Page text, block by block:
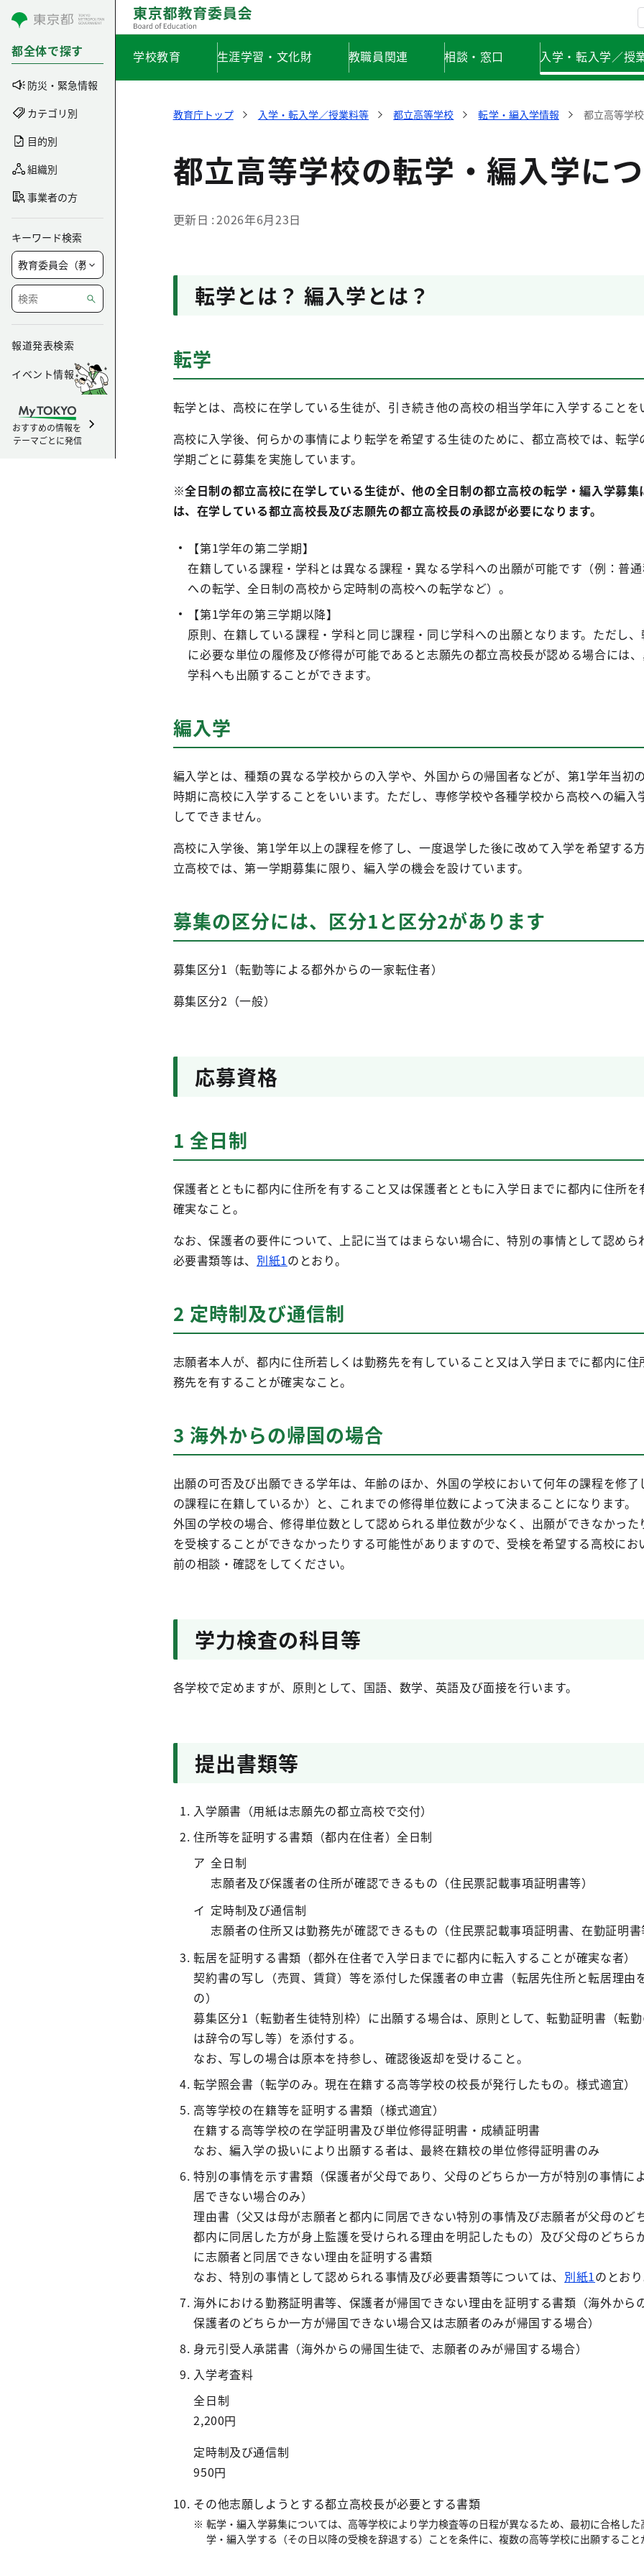
コンテンツにスキップ
都全体で探す
防災・緊急情報
カテゴリ別
目的別
組織別
事業者の方
キーワード検索
報道発表検索
イベント情報
おすすめの情報を
テーマごとに発信
学校教育 生涯学習・文化財 教職員関連 相談・窓口 入学・転入学／授
教育庁トップ 入学・転入学／授業料等 都立高等学校 転学・編入学情報 都立高等学
都立高等学校の転学・編入学に
更新日 2026年6月23日
転学とは？ 編入学とは？
転学
転学とは、高校に在学している生徒が、引き続き他の高校の相当学年に入学することを
高校に入学後、何らかの事情により転学を希望する生徒のために、都立高校では、転学
学期ごとに募集を実施しています。
※全日制の都立高校に在学している生徒が、他の全日制の都立高校の転学・編入学募集
は、在学している都立高校長及び志願先の都立高校長の承認が必要になります。
【第1学年の第二学期】
在籍している課程・学科とは異なる課程・異なる学科への出願が可能です（例：普
への転学、全日制の高校から定時制の高校への転学など）。
【第1学年の第三学期以降】
原則、在籍している課程・学科と同じ課程・同じ学科への出願となります。ただし
に必要な単位の履修及び修得が可能であると志願先の都立高校長が認める場合には
学科へも出願することができます。
編入学
編入学とは、種類の異なる学校からの入学や、外国からの帰国者などが、第1学年当初
時期に高校に入学することをいいます。ただし、専修学校や各種学校から高校への編入
してできません。
高校に入学後、第1学年以上の課程を修了し、一度退学した後に改めて入学を希望する
立高校では、第一学期募集に限り、編入学の機会を設けています。
募集の区分には、区分1と区分2があります
募集区分1（転勤等による都外からの一家転住者）
募集区分2（一般）
応募資格
1 全日制
保護者とともに都内に住所を有すること又は保護者とともに入学日までに都内に住所を
確実なこと。
なお、保護者の要件について、上記に当てはまらない場合に、特別の事情として認めら
必要書類等は、 別紙1のとおり。
2 定時制及び通信制
志願者本人が、都内に住所若しくは勤務先を有していること又は入学日までに都内に住
務先を有することが確実なこと。
3 海外からの帰国の場合
出願の可否及び出願できる学年は、年齢のほか、外国の学校において何年の課程を修了
の課程に在籍しているか）と、これまでの修得単位数によって決まることになります。
外国の学校の場合、修得単位数として認められる単位数が少なく、出願ができなかった
を受検することができなかったりする可能性がありますので、受検を希望する高校にお
前の相談・確認をしてください。
学力検査の科目等
各学校で定めますが、原則として、国語、数学、英語及び面接を行います。
提出書類等
入学願書（用紙は志願先の都立高校で交付）
住所等を証明する書類（都内在住者）全日制
全日制
志願者及び保護者の住所が確認できるもの（住民票記載事項証明書等）
定時制及び通信制
志願者の住所又は勤務先が確認できるもの（住民票記載事項証明書、在勤証明
転居を証明する書類（都外在住者で入学日までに都内に転入することが確実な者）
契約書の写し（売買、賃貸）等を添付した保護者の申立書（転居先住所と転居理由
の）
募集区分1（転勤者生徒特別枠）に出願する場合は、原則として、転勤証明書（転
は辞令の写し等）を添付する。
なお、写しの場合は原本を持参し、確認後返却を受けること。
転学照会書（転学のみ。現在在籍する高等学校の校長が発行したもの。様式適宜）
高等学校の在籍等を証明する書類（様式適宜）
在籍する高等学校の在学証明書及び単位修得証明書・成績証明書
なお、編入学の扱いにより出願する者は、最終在籍校の単位修得証明書のみ
特別の事情を示す書類（保護者が父母であり、父母のどちらか一方が特別の事情に
居できない場合のみ）
理由書（父又は母が志願者と都内に同居できない特別の事情及び志願者が父母のど
都内に同居した方が身上監護を受けられる理由を明記したもの）及び父母のどちら
に志願者と同居できない理由を証明する書類
なお、特別の事情として認められる事情及び必要書類等については、 別紙1のとお
海外における勤務証明書等、保護者が帰国できない理由を証明する書類（海外から
保護者のどちらか一方が帰国できない場合又は志願者のみが帰国する場合）
身元引受人承諾書（海外からの帰国生徒で、志願者のみが帰国する場合）
入学考査料
全日制
2,200円
定時制及び通信制
950円
その他志願しようとする都立高校長が必要とする書類
転学・編入学募集については、高等学校により学力検査等の日程が異なるため、最初に合格した
学・編入学する（その日以降の受検を辞退する）ことを条件に、複数の高等学校に出願すること